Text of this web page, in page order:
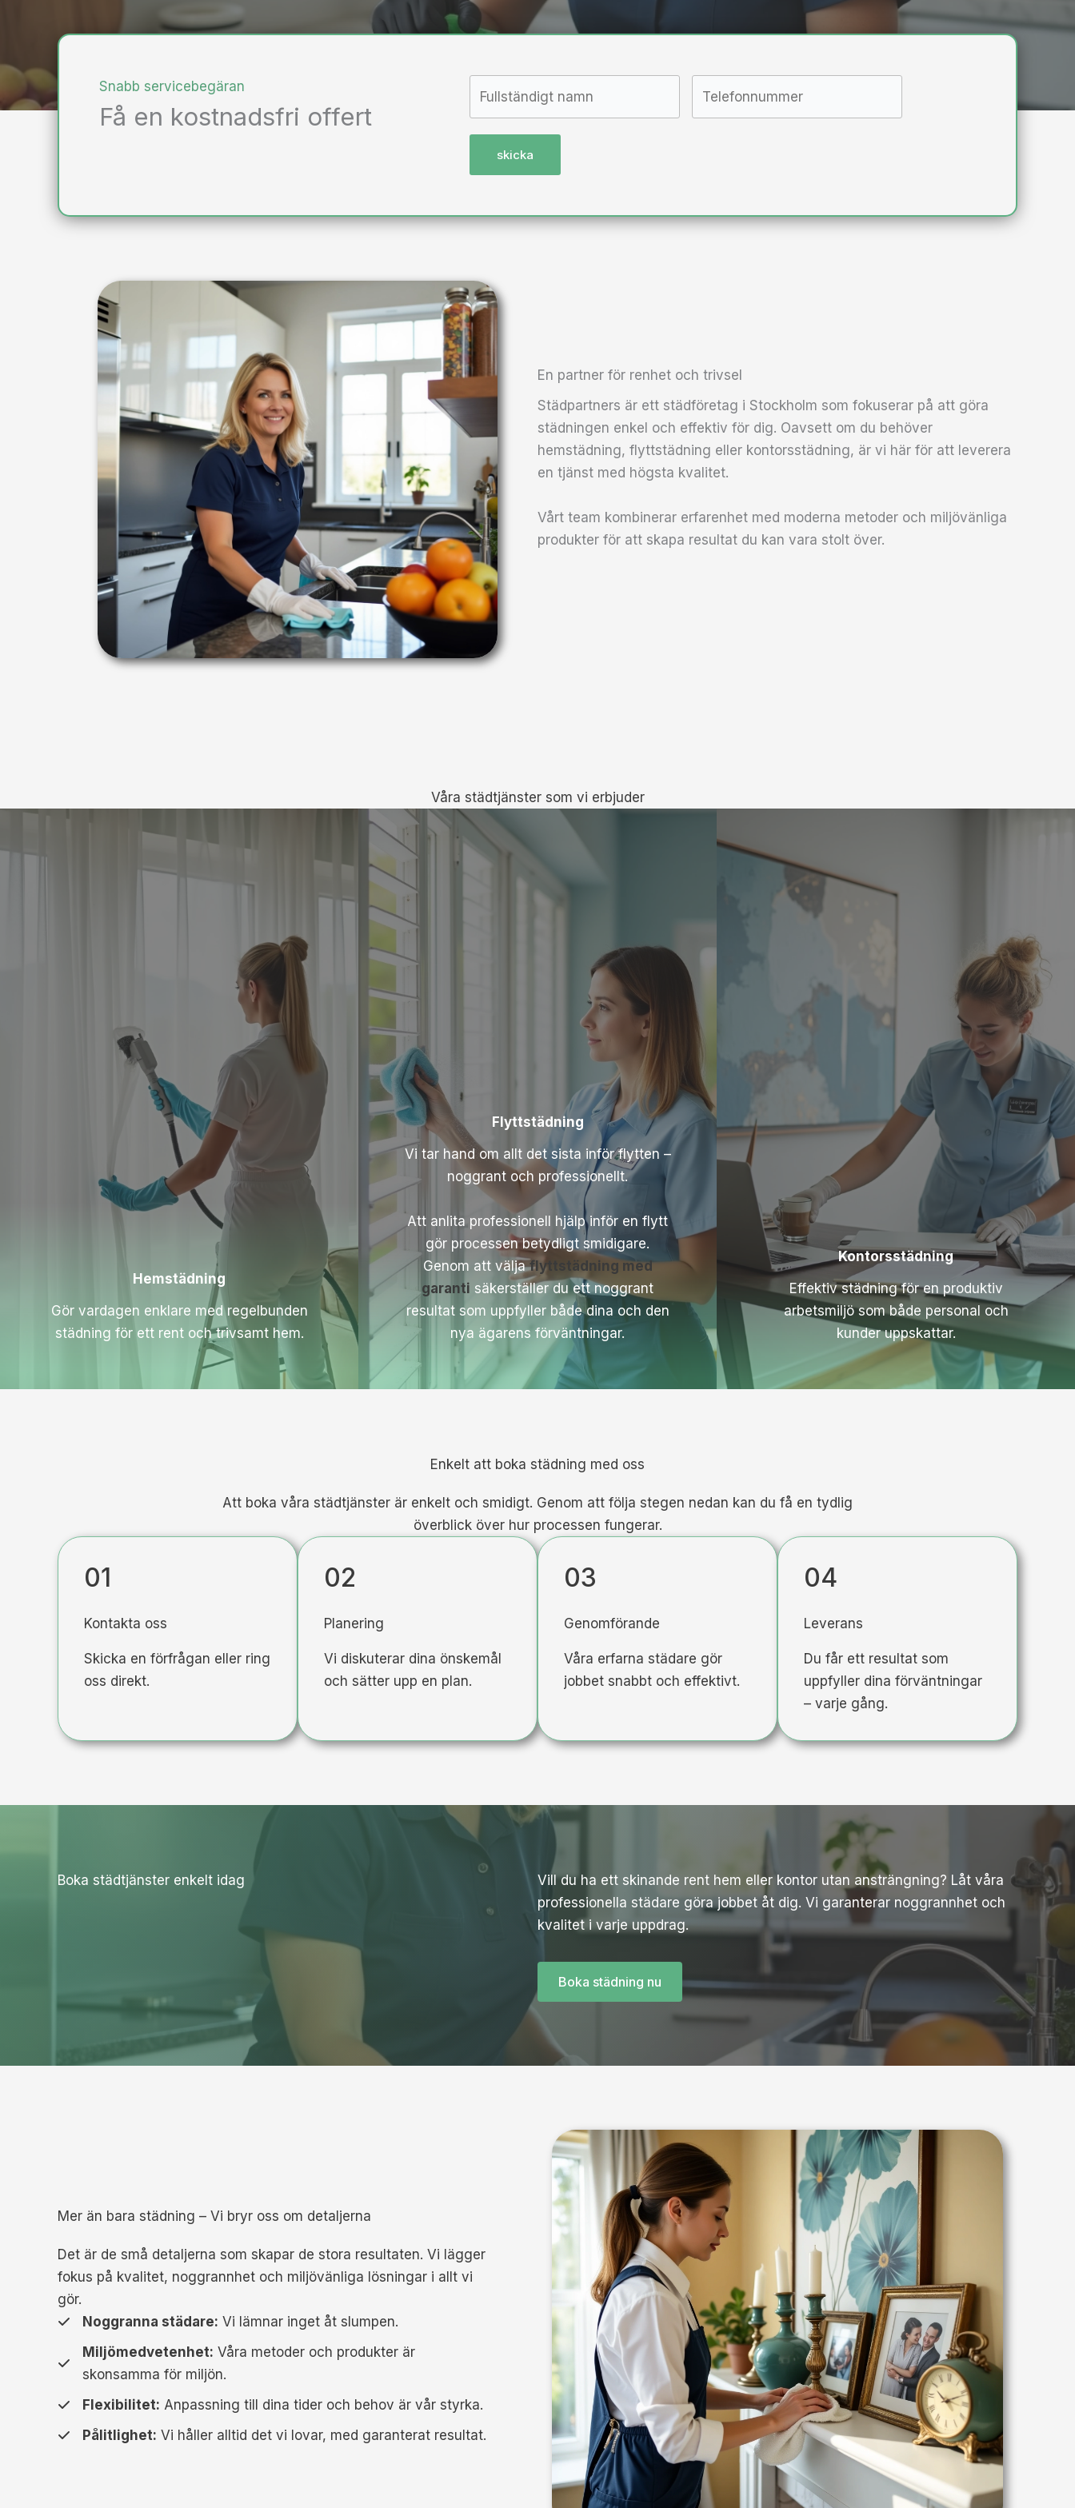
Snabb servicebegäran
Få en kostnadsfri offert
skicka
En partner för renhet och trivsel
Städpartners är ett städföretag i Stockholm som fokuserar på att göra
städningen enkel och effektiv för dig. Oavsett om du behöver
hemstädning, flyttstädning eller kontorsstädning, är vi här för att leverera
en tjänst med högsta kvalitet.
Vårt team kombinerar erfarenhet med moderna metoder och miljövänliga
produkter för att skapa resultat du kan vara stolt över.
Våra städtjänster som vi erbjuder
Hemstädning
Gör vardagen enklare med regelbunden
städning för ett rent och trivsamt hem.
Flyttstädning
Vi tar hand om allt det sista inför flytten –
noggrant och professionellt.
Att anlita professionell hjälp inför en flytt
gör processen betydligt smidigare.
Genom att väljaflyttstädning med
garanti säkerställer du ett noggrant
resultat som uppfyller både dina och den
nya ägarens förväntningar.
Kontorsstädning
Effektiv städning för en produktiv
arbetsmiljö som både personal och
kunder uppskattar.
Enkelt att boka städning med oss
Att boka våra städtjänster är enkelt och smidigt. Genom att följa stegen nedan kan du få en tydlig
överblick över hur processen fungerar.
01
Kontakta oss
Skicka en förfrågan eller ring
oss direkt.
02
Planering
Vi diskuterar dina önskemål
och sätter upp en plan.
03
Genomförande
Våra erfarna städare gör
jobbet snabbt och effektivt.
04
Leverans
Du får ett resultat som
uppfyller dina förväntningar
– varje gång.
Boka städtjänster enkelt idag
Vill du ha ett skinande rent hem eller kontor utan ansträngning? Låt våra
professionella städare göra jobbet åt dig. Vi garanterar noggrannhet och
kvalitet i varje uppdrag.
Boka städning nu
Mer än bara städning – Vi bryr oss om detaljerna
Det är de små detaljerna som skapar de stora resultaten. Vi lägger
fokus på kvalitet, noggrannhet och miljövänliga lösningar i allt vi
gör.
Noggranna städare: Vi lämnar inget åt slumpen.
Miljömedvetenhet: Våra metoder och produkter är
skonsamma för miljön.
Flexibilitet: Anpassning till dina tider och behov är vår styrka.
Pålitlighet: Vi håller alltid det vi lovar, med garanterat resultat.